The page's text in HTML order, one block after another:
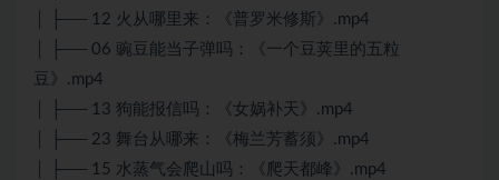
│ ├── 12 火从哪里来：《普罗米修斯》.mp4
│ ├── 06 豌豆能当子弹吗：《一个豆荚里的五粒
豆》.mp4
│ ├── 13 狗能报信吗：《女娲补天》.mp4
│ ├── 23 舞台从哪来：《梅兰芳蓄须》.mp4
│ ├── 15 水蒸气会爬山吗：《爬天都峰》.mp4